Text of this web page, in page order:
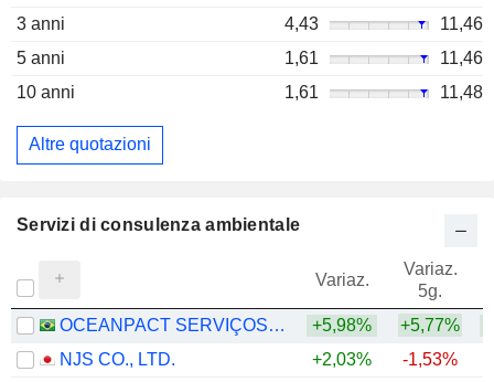
3 anni
4,43
11,46
5 anni
1,61
11,46
10 anni
1,61 11,48
Altre quotazioni
Servizi di consulenza ambientale
Variaz.
Variaz.
5g.
OCEANPACT SERVIÇOS MARÍTIMOS S.A. +5,98% +5,77%
NJS CO., LTD.
+2,03% -1,53%